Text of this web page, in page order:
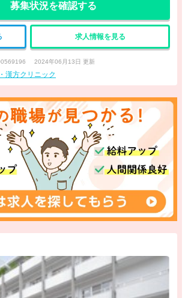
募集状況を確認する
求人情報を見る
2024年06月13日 更新
漢方クリニック